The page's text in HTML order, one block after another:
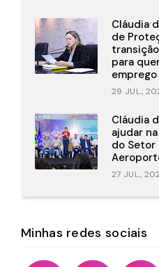
Cláudia
de
para
emprego
29 JUL.,
Cláudia
ajudar
do Setor
27 JUL.,
Minhas redes sociais